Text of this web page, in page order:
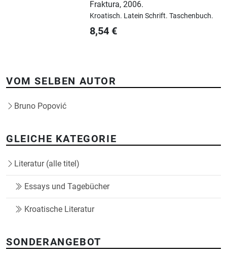
Fraktura,2006.
Kroatisch. Latein Schrift.Taschenbuch.
8,54 €
VOM SELBEN AUTOR
Bruno Popović
GLEICHE KATEGORIE
Literatur (alle titel)
Essays und Tagebücher
Kroatische Literatur
SONDERANGEBOT